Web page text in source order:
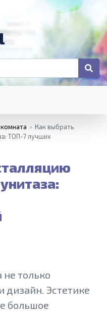
» Как выбрать
ТОП-7 лучших
только
дизайн. Эстетике
большое